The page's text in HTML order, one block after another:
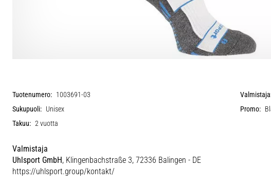
Tuotenumero: 1003691-03
Sukupuoli: Unisex Promo:
Takuu: 2 vuotta
Valmistaja
Uhlsport GmbH, Klingenbachstraße 3, 72336 Balingen - DE
https://uhlsport.group/kontakt/